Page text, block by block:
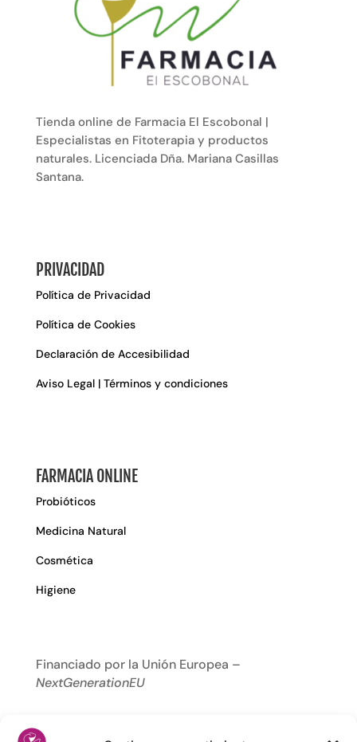
Tienda online de Farmacia El Escobonal |
Especialistas en Fitoterapia y productos
naturales. Licenciada Dña. Mariana Casillas
Santana.
PRIVACIDAD
Política de Privacidad
Política de Cookies
Declaración de Accesibilidad
Aviso Legal | Términos y condiciones
FARMACIA ONLINE
Probióticos
Medicina Natural
Cosmética
Higiene
Financiado por la Unión Europea –
NextGenerationEU